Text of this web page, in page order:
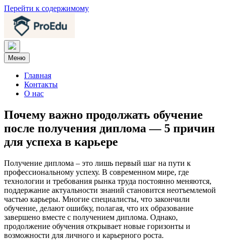
Перейти к содержимому
Меню
Главная
Контакты
О нас
Почему важно продолжать обучение
после получения диплома — 5 причин
для успеха в карьере
Получение диплома – это лишь первый шаг на пути к
профессиональному успеху. В современном мире, где
технологии и требования рынка труда постоянно меняются,
поддержание актуальности знаний становится неотъемлемой
частью карьеры. Многие специалисты, что закончили
обучение, делают ошибку, полагая, что их образование
завершено вместе с получением диплома. Однако,
продолжение обучения открывает новые горизонты и
возможности для личного и карьерного роста.